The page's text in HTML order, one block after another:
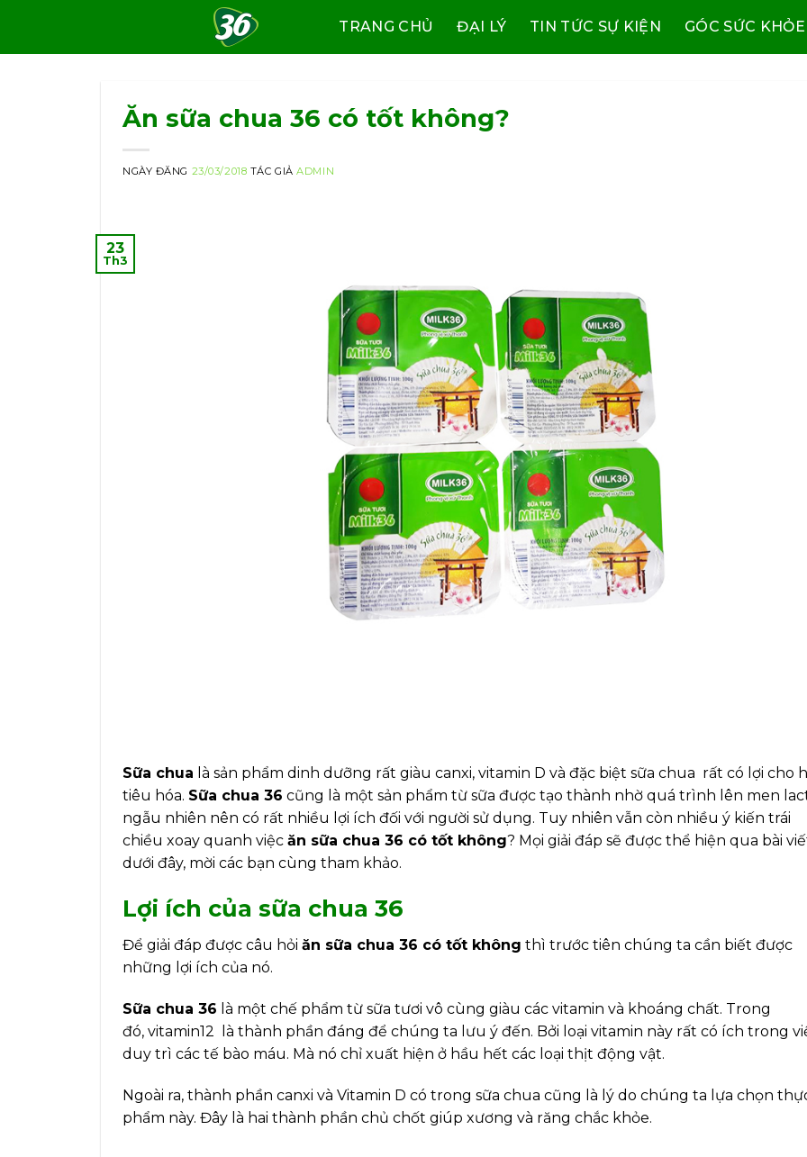
content
TRANG CHỦ ĐẠI LÝ TIN TỨC SỰ KIỆN GÓC SỨC KHỎE
Ăn sữa chua 36 có tốt không?
NGÀY ĐĂNG 23/03/2018 TÁC GIẢADMIN
23
Th3
Sữa chua là sản phẩm dinh dưỡng rất giàu canxi, vitamin D và đặc biệt sữa chua rất có lợi cho
tiêu hóa. Sữa chua 36 cũng là một sản phẩm từ sữa được tạo thành nhờ quá trình lên men
ngẫu nhiên nên có rất nhiều lợi ích đối với người sử dụng. Tuy nhiên vẫn còn nhiều ý kiến trái
chiều xoay quanh việc ăn sữa chua 36 có tốt không? Mọi giải đáp sẽ được thể hiện qua bài
dưới đây, mời các bạn cùng tham khảo.
Lợi ích của sữa chua 36
Để giải đáp được câu hỏi ăn sữa chua 36 có tốt không thì trước tiên chúng ta cần biết được
những lợi ích của nó.
Sữa chua 36 là một chế phẩm từ sữa tươi vô cùng giàu các vitamin và khoáng chất. Trong
đó, vitamin12 là thành phần đáng để chúng ta lưu ý đến. Bởi loại vitamin này rất có ích trong
duy trì các tế bào máu. Mà nó chỉ xuất hiện ở hầu hết các loại thịt động vật.
Ngoài ra, thành phần canxi và Vitamin D có trong sữa chua cũng là lý do chúng ta lựa chọn
phẩm này. Đây là hai thành phần chủ chốt giúp xương và răng chắc khỏe.